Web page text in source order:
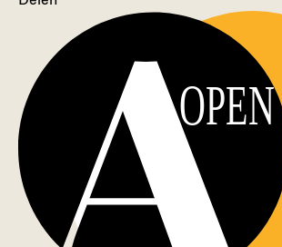
OPEN